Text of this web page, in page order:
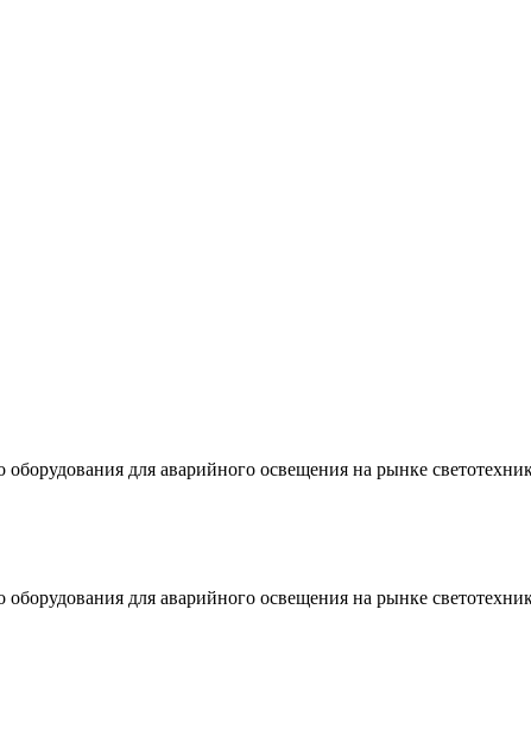
для аварийного освещения на рынке
для аварийного освещения на рынке